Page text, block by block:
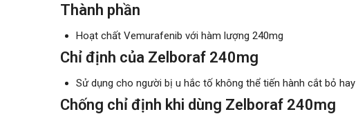
Thành phần
Hoạt chất Vemurafenib với hàm lượng 240mg
Chỉ định của Zelboraf 240mg
Sử dụng cho người bị u hắc tố không thể tiến hành cắt bỏ
Chống chỉ định khi dùng Zelboraf 240mg